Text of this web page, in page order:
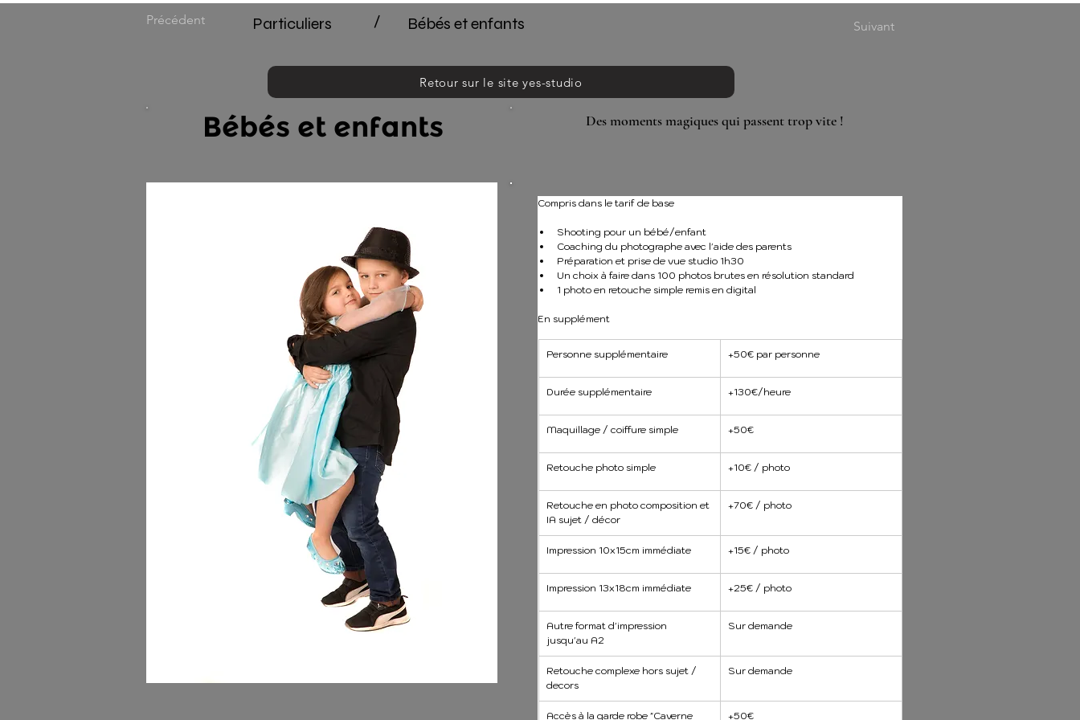
Précédent Particuliers / Bébés et enfants Suivant
Retour sur le site yes-studio
Bébés et enfants Des moments magiques qui passent trop vite !
Compris dans le tarif de base
Shooting pour un bébé/enfant
Coaching du photographe avec l'aide des parents
Préparation et prise de vue studio 1h30
Un choix à faire dans 100 photos brutes en résolution standard
1 photo en retouche simple remis en digital
En supplément
Personne supplémentaire +50€ par personne
Durée supplémentaire
Maquillage / coiffure simple +50€
Retouche photo simple +10€ / photo
Retouche en photo composition et
IA sujet / décor
+70€ / photo
Impression 10x15cm immédiate
Impression 13x18cm immédiate +25€ / photo
Autre format d'impression
jusqu'au A2
Sur demande
Retouche complexe hors sujet /
decors
Sur demande
Accès à la garde robe "Caverne
+50€